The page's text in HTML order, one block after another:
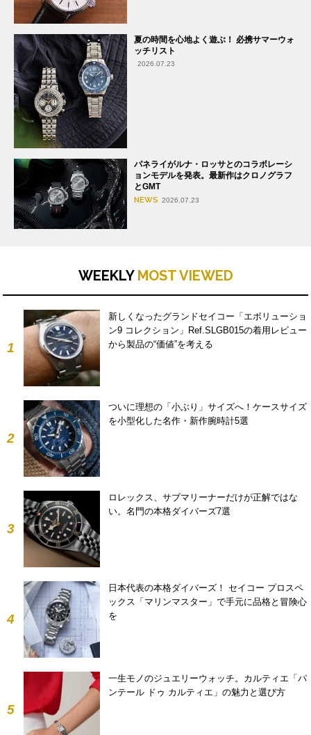
夏の時間を心地よく遊ぶ！ 必携サマーウォ
ッチリスト
2026.07.23
パネライがルナ・ロッサとのコラボレーシ
ョンモデルを発表。最新作はクロノグラフ
とGMT
NEWS 2026.07.23
WEEKLY MOST VIEWED
1
新しくなったグランドセイコー「エボリューショ
ン9 コレクション」Ref.SLGB015の着用レビュー
から製品の“価値”を考える
2
ついに理想の「小ぶり」サイズへ！ケースサイズ
を小型化した名作・新作腕時計5選
3
ロレックス、サブマリーナーだけが正解ではな
い。名門の本格ダイバーズ7選
4
日本代表の本格ダイバーズ！ セイコー プロスペ
ックス「マリンマスター」で手元に品格と冒険心
を
5
一生モノのジュエリーウォッチ。カルティエ「パ
ンテール ドゥ カルティエ」の魅力と選び方